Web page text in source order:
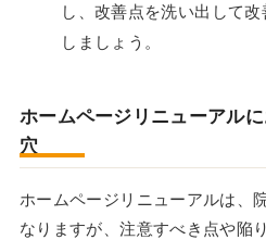
し、改善点を洗い出して
しましょう。
ホームページリニューアル
穴
ホームページリニューアルは、
なりますが、注意すべき点や陥